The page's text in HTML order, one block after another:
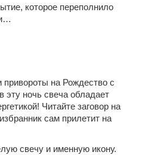
которое переполнило
на Рождество с
эту ночь свеча обладает
Читайте заговор на
сам прилетит на
свечу и именную икону.